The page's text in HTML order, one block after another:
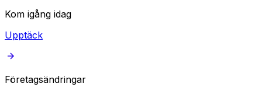
Kom igång idag
Upptäck
Företagsändringar